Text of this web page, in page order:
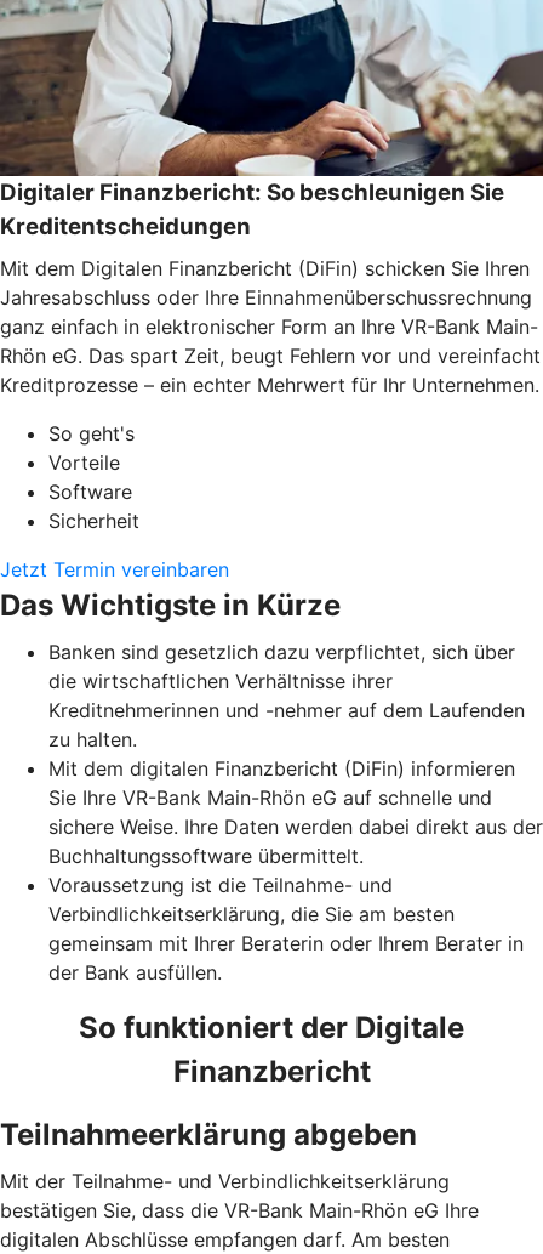
Digitaler Finanzbericht: So beschleunigen Sie
Kreditentscheidungen
Mit dem Digitalen Finanzbericht (DiFin) schicken Sie Ihren
Jahresabschluss oder Ihre Einnahmenüberschussrechnung
ganz einfach in elektronischer Form an Ihre VR-Bank Main-
Rhön eG. Das spart Zeit, beugt Fehlern vor und vereinfacht
Kreditprozesse – ein echter Mehrwert für Ihr Unternehmen.
So geht's
Vorteile
Software
Sicherheit
Jetzt Termin vereinbaren
Das Wichtigste in Kürze
Banken sind gesetzlich dazu verpflichtet, sich über
die wirtschaftlichen Verhältnisse ihrer
Kreditnehmerinnen und -nehmer auf dem Laufenden
zu halten.
Mit dem digitalen Finanzbericht (DiFin) informieren
Sie Ihre VR-Bank Main-Rhön eG auf schnelle und
sichere Weise. Ihre Daten werden dabei direkt aus der
Buchhaltungssoftware übermittelt.
Voraussetzung ist die Teilnahme- und
Verbindlichkeitserklärung, die Sie am besten
gemeinsam mit Ihrer Beraterin oder Ihrem Berater in
der Bank ausfüllen.
So funktioniert der Digitale
Finanzbericht
Teilnahmeerklärung abgeben
Mit der Teilnahme- und Verbindlichkeitserklärung
bestätigen Sie, dass die VR-Bank Main-Rhön eG Ihre
digitalen Abschlüsse empfangen darf. Am besten